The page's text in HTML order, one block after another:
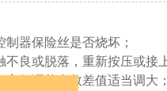
器保险丝是否烧坏；
良或脱落，重新按压或接
低调节参数差值适当调大；